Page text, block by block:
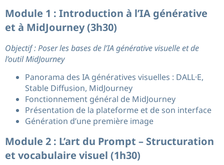
Module 1 : Introduction à l’IA générative
et à MidJourney (3h30)
Objectif : Poser les bases de l’IA générative visuelle et de
l’outil MidJourney
Panorama des IA génératives visuelles : DALL·E,
Stable Diffusion, MidJourney
Fonctionnement général de MidJourney
Présentation de la plateforme et de son interface
Génération d’une première image
Module 2 : L’art du Prompt – Structuration
et vocabulaire visuel (1h30)